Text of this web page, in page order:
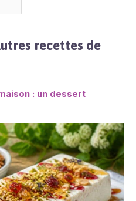
recettes de
: un dessert